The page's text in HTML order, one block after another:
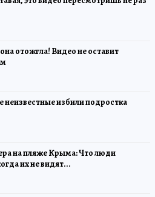
отожгла! Видео не оставит
неизвестные избили подростка
на пляже Крыма: Что люди
их не видят...